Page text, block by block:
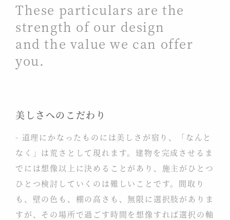
These particulars are the
strength of our design
and the value we can offer
you.
美しさへのこだわり
- 道理にかなったものには美しさが宿り、「なんと
なく」は荒さとして現れます。建物を完成させるま
でには想像以上に決めることがあり、施主がひとつ
ひとつ検討していくのは難しいことです。間取り
も、壁の色も、棚の高さも、無限に選択肢がありま
すが、その場所で過ごす時間を想像すれば選択の軸